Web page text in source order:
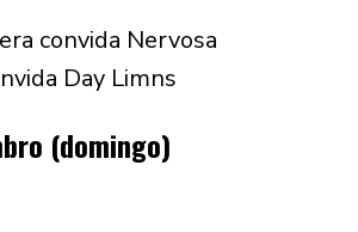
convida Nervosa
Day Limns
(domingo)